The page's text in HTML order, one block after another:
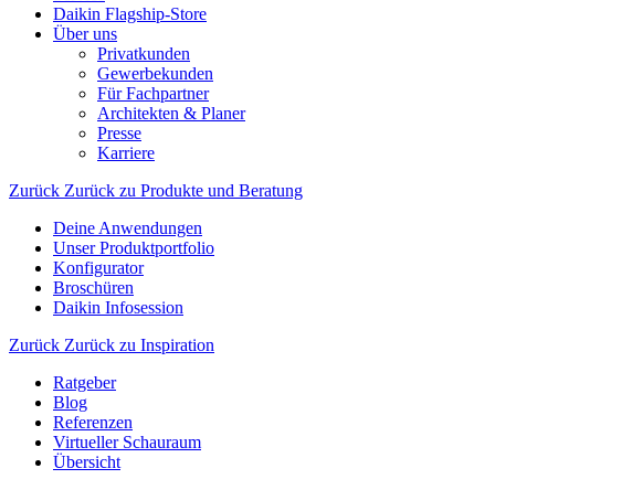
Daikin Flagship-Store
Über uns
Privatkunden
Gewerbekunden
Für Fachpartner
Architekten & Planer
Presse
Karriere
Zurück Zurück zu Produkte und Beratung
Deine Anwendungen
Unser Produktportfolio
Konfigurator
Broschüren
Daikin Infosession
Zurück Zurück zu Inspiration
Ratgeber
Blog
Referenzen
Virtueller Schauraum
Übersicht